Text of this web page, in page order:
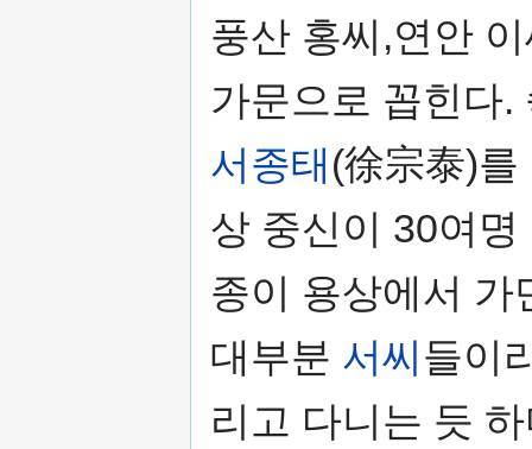
풍산 홍씨,연안
가문으로 꼽힌다.
서종태 (徐宗泰)
상 중신이 30여
종이 용상에서 가
대부분 서씨 들이
리고 다니는 듯